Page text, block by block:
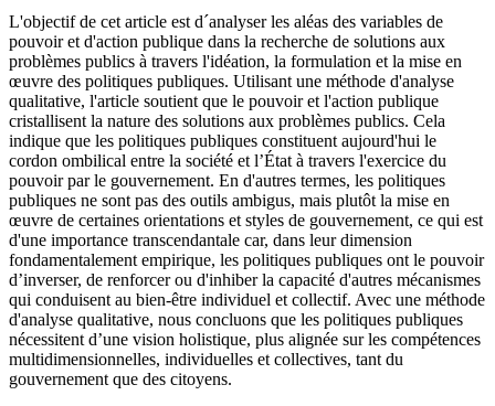
L'objectif de cet article est d´analyser les aléas des variables de
pouvoir et d'action publique dans la recherche de solutions aux
problèmes publics à travers l'idéation, la formulation et la mise en
œuvre des politiques publiques. Utilisant une méthode d'analyse
qualitative, l'article soutient que le pouvoir et l'action publique
cristallisent la nature des solutions aux problèmes publics. Cela
indique que les politiques publiques constituent aujourd'hui le
cordon ombilical entre la société et l’État à travers l'exercice du
pouvoir par le gouvernement. En d'autres termes, les politiques
publiques ne sont pas des outils ambigus, mais plutôt la mise en
œuvre de certaines orientations et styles de gouvernement, ce qui est
d'une importance transcendantale car, dans leur dimension
fondamentalement empirique, les politiques publiques ont le pouvoir
d’inverser, de renforcer ou d'inhiber la capacité d'autres mécanismes
qui conduisent au bien-être individuel et collectif. Avec une méthode
d'analyse qualitative, nous concluons que les politiques publiques
nécessitent d’une vision holistique, plus alignée sur les compétences
multidimensionnelles, individuelles et collectives, tant du
gouvernement que des citoyens.